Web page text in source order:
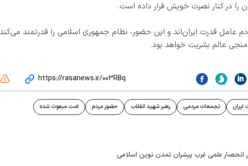
عامل قدرت ایران‌اند و این حضور، نظام جمهوری اسلامی را قدرتمند
عالم بشریت خواهد بود.
https://rasanews.ir/003RBq
تجمعات مردمی رهبر شهید انقلاب حضور مردم امت مبعوث شده
انحصار علمی غرب پیشران تمدن نوین اسلامی